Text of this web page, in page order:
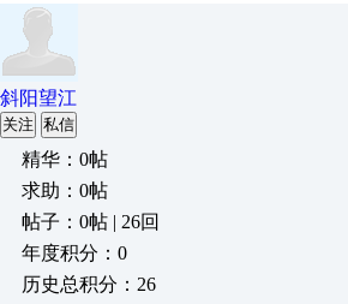
斜阳望江
关注 私信
精华：0帖
求助：0帖
帖子：0帖 | 26回
年度积分：0
历史总积分：26